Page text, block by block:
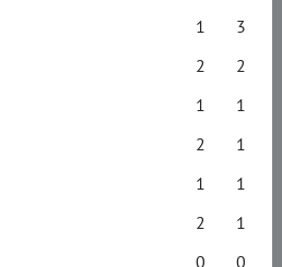
1
3
2
2
1
1
2
1
1
1
2
1
0
0